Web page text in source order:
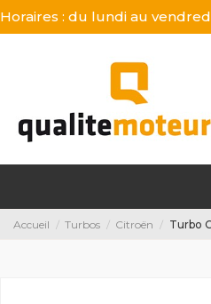
Horaires : du lundi au
Accueil Turbos Citroën Turbo